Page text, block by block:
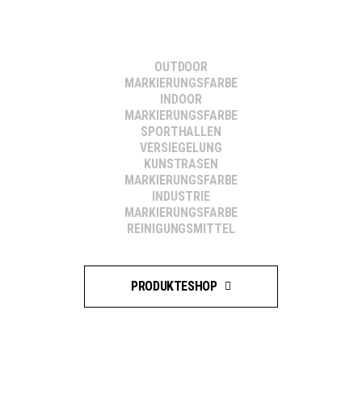
OUTDOOR
MARKIERUNGSFARBE
INDOOR
MARKIERUNGSFARBE
SPORTHALLEN
VERSIEGELUNG
KUNSTRASEN
MARKIERUNGSFARBE
INDUSTRIE
MARKIERUNGSFARBE
REINIGUNGSMITTEL
PRODUKTESHOP